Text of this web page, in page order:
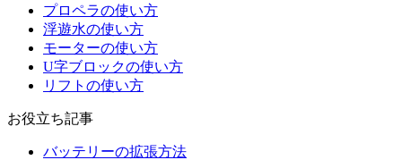
プロペラの使い方
浮遊水の使い方
モーターの使い方
U字ブロックの使い方
リフトの使い方
お役立ち記事
バッテリーの拡張方法